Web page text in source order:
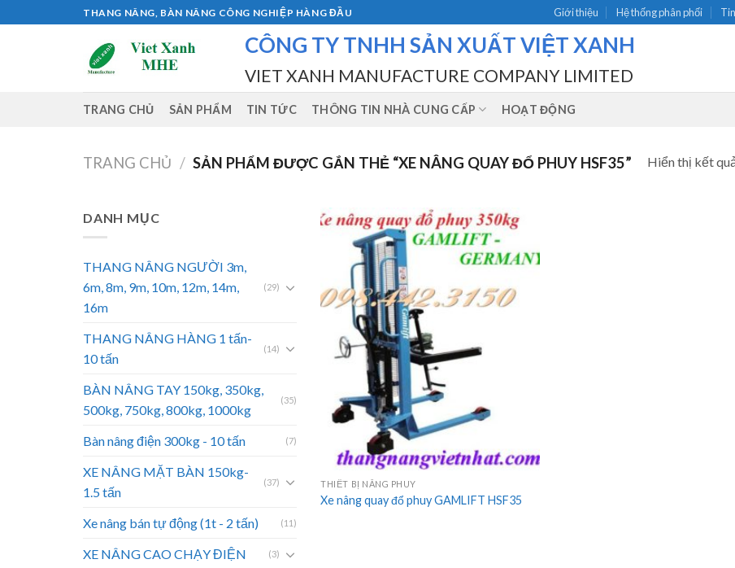
to
THANG NÂNG, BÀN NÂNG CÔNG NGHIỆP HÀNG ĐẦU Giới thiệu Hệ thống phân phối
CÔNG TY TNHH SẢN XUẤT VIỆT XANH
VIET XANH MANUFACTURE COMPANY LIMITED
TRANG CHỦ SẢN PHẨM TIN TỨC THÔNG TIN NHÀ CUNG CẤP HOẠT ĐỘNG
TRANG CHỦ / SẢN PHẨM ĐƯỢC GẮN THẺ “XE NÂNG QUAY ĐỔ PHUY HSF35” Hiển thị kết
DANH MỤC
THANG NÂNG NGƯỜI 3m,
6m, 8m, 9m, 10m, 12m, 14m,
16m
(29)
THANG NÂNG HÀNG 1 tấn-
10 tấn
(14)
BÀN NÂNG TAY 150kg, 350kg,
500kg, 750kg, 800kg, 1000kg
(35)
Bàn nâng điện 300kg - 10 tấn (7)
XE NÂNG MẶT BÀN 150kg-
1.5 tấn
(37)
Xe nâng bán tự động (1t - 2 tấn) (11)
XE NÂNG CAO CHẠY ĐIỆN (3)
THIẾT BỊ NÂNG PHUY
Xe nâng quay đổ phuy GAMLIFT HSF35